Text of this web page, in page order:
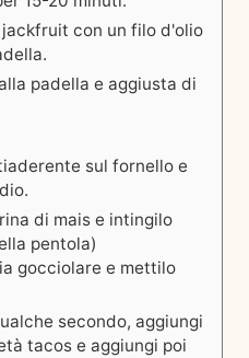
con un filo d'olio
padella e aggiusta di
sul fornello e
di mais e intingilo
pentola)
gocciolare e mettilo
secondo, aggiungi
tacos e aggiungi poi